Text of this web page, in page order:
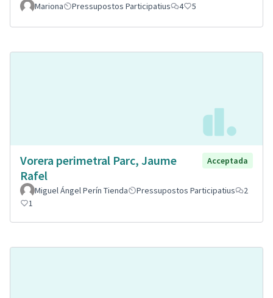
Mariona
Pressupostos Participatius 4 5
Vorera perimetral Parc, Jaume
Rafel
Acceptada
Miguel Ángel Perín Tienda Pressupostos Participatius
2
1